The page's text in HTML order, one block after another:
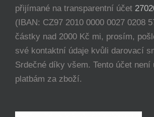
přijímané na transparentní účet
(IBAN: CZ97 2010 0000 0027 0208
částky nad 2000 Kč mi, prosím,
své kontaktní údaje kvůli darovací
Srdečné díky všem. Tento účet není
platbám za zboží.